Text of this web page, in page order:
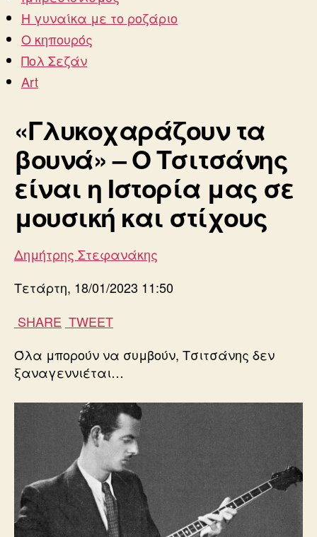
Η γυναίκα με το ροζάριο
Ο κηπουρός
Πολ Σεζάν
Art
«Γλυκοχαράζουν τα
βουνά» – Ο Τσιτσάνης
είναι η Ιστορία μας σε
μουσική και στίχους
Δημήτρης Στεφανάκης
Τετάρτη, 18/01/2023 11:50
SHARE TWEET
Όλα μπορούν να συμβούν, Τσιτσάνης δεν
ξαναγεννιέται…